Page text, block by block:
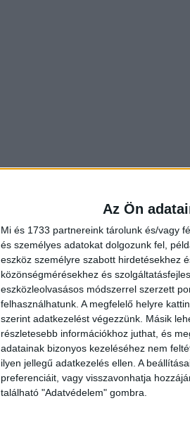
Az Ön
Mi és 1733 partnereink tárolunk és/vagy
és személyes adatokat dolgozunk fel,
eszköz személyre szabott hirdetésekhez
közönségmérésekhez és
eszközleolvasásos módszerrel szerzett
felhasználhatunk. A megfelelő helyre
szerint adatkezelést végezzünk. Másik
részletesebb információkhoz juthat, és
adatainak bizonyos kezeléséhez nem
ilyen jellegű adatkezelés ellen. A
preferenciáit, vagy visszavonhatja
található "Adatvédelem" gombra.